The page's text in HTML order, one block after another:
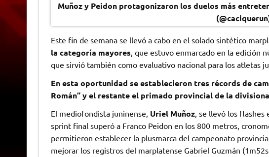
Muñoz y Peidon protagonizaron los duelos más
Este fin de semana se llevó a cabo en el solado sintético
la categoría mayores, que estuvo enmarcado en la edición
que sirvió también como evaluativo nacional para los atletas
En esta oportunidad se establecieron tres récords de
Román” y el restante el primado provincial de la
El mediofondista juninense, Uriel Muñoz, se llevó los flashes
sprint final superó a Franco Peidon en los 800 metros,
permitieron establecer la plusmarca del campeonato
mejorar los registros del marplatense Gabriel Guzmán